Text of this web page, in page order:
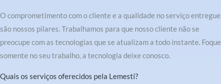
O comprometimento com o cliente e a qualidade no serviço entregue
são nossos pilares. Trabalhamos para que nosso cliente não se
preocupe com as tecnologias que se atualizam a todo instante. Foque
somente no seu trabalho, a tecnologia deixe conosco.
Quais os serviços oferecidos pela Lemesti?